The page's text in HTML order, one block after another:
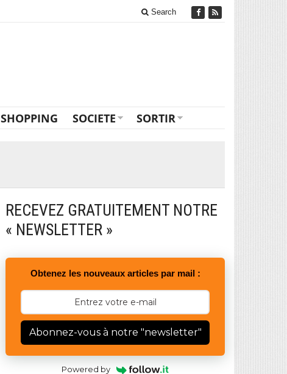
Search
SHOPPING SOCIETE SORTIR
RECEVEZ GRATUITEMENT NOTRE
« NEWSLETTER »
Obtenez les nouveaux articles par mail :
Abonnez-vous à notre "newsletter"
Powered by